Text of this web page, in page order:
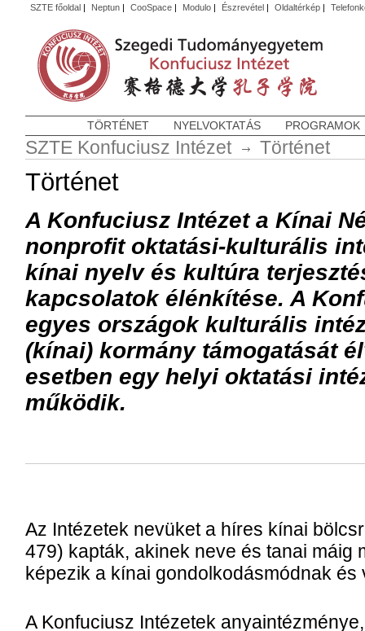
SZTE főoldal| Neptun| CooSpace| Modulo| Észrevétel| Oldaltérkép|
TÖRTÉNET NYELVOKTATÁS PROGRAMOK
SZTE Konfuciusz Intézet Történet
Történet
A Konfuciusz Intézet a Kínai
nonprofit oktatási-kulturális
kínai nyelv és kultúra
kapcsolatok élénkítése. A
egyes országok kulturális
(kínai) kormány támogatását
esetben egy helyi oktatási
működik.
Az Intézetek nevüket a híres kínai
479) kapták, akinek neve és tanai máig
képezik a kínai gondolkodásmódnak és
A Konfuciusz Intézetek